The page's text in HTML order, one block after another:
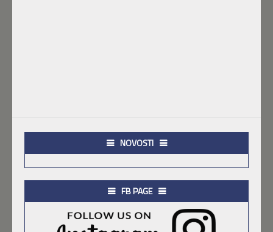
NOVOSTI
FB PAGE